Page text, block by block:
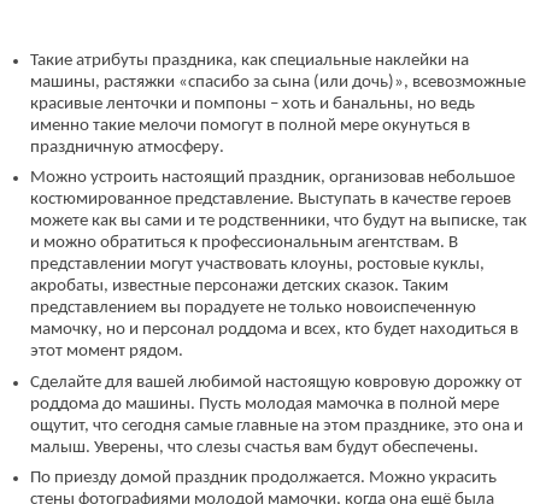
Такие атрибуты праздника, как специальные наклейки на
машины, растяжки «спасибо за сына (или дочь)», всевозможные
красивые ленточки и помпоны – хоть и банальны, но ведь
именно такие мелочи помогут в полной мере окунуться в
праздничную атмосферу.
Можно устроить настоящий праздник, организовав небольшое
костюмированное представление. Выступать в качестве героев
можете как вы сами и те родственники, что будут на выписке, так
и можно обратиться к профессиональным агентствам. В
представлении могут участвовать клоуны, ростовые куклы,
акробаты, известные персонажи детских сказок. Таким
представлением вы порадуете не только новоиспеченную
мамочку, но и персонал роддома и всех, кто будет находиться в
этот момент рядом.
Сделайте для вашей любимой настоящую ковровую дорожку от
роддома до машины. Пусть молодая мамочка в полной мере
ощутит, что сегодня самые главные на этом празднике, это она и
малыш. Уверены, что слезы счастья вам будут обеспечены.
По приезду домой праздник продолжается. Можно украсить
стены фотографиями молодой мамочки, когда она ещё была